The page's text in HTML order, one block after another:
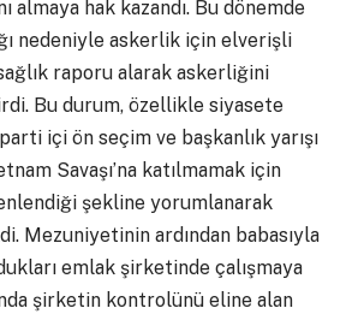
almaya hak kazandı. Bu dönemde
nedeniyle askerlik için elverişli
raporu alarak askerliğini
Bu durum, özellikle siyasete
içi ön seçim ve başkanlık yarışı
Savaşı’na katılmamak için
şekline yorumlanarak
Mezuniyetinin ardından babasıyla
emlak şirketinde çalışmaya
şirketin kontrolünü eline alan